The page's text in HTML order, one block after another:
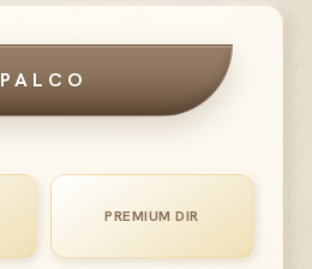
PALCO
PREMIUM DIR